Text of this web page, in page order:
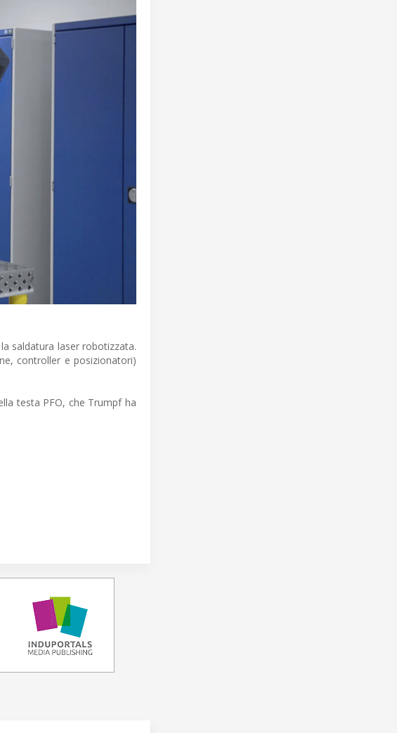
saldatura laser robotizzata.
controller e posizionatori)
testa PFO, che Trumpf ha